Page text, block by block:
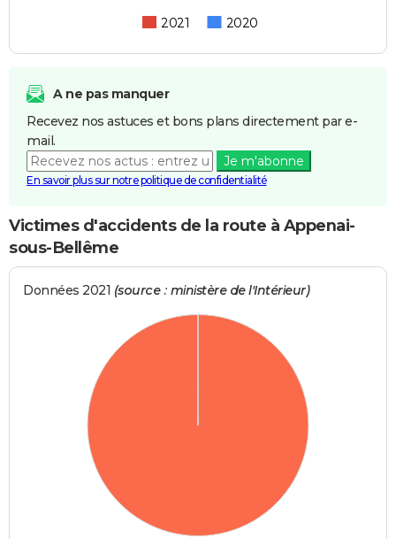
2021 2020
A ne pas manquer
Recevez nos astuces et bons plans directement par e-
mail.
Je m'abonne
En savoir plus sur notre politique de confidentialité
Victimes d'accidents de la route à Appenai-
sous-Bellême
Données 2021 (source : ministère de l'Intérieur)